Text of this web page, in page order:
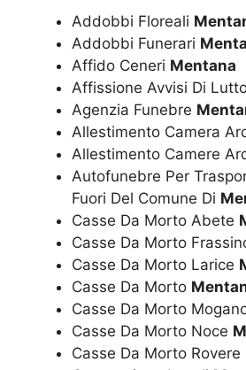
Addobbi Floreali
Addobbi Funerari
Affido Ceneri Mentana
Affissione Avvisi Di
Agenzia Funebre
Allestimento Camera
Allestimento Camere
Autofunebre Per
Fuori Del Comune Di
Casse Da Morto Abete
Casse Da Morto
Casse Da Morto Larice
Casse Da Morto
Casse Da Morto
Casse Da Morto Noce
Casse Da Morto Rovere